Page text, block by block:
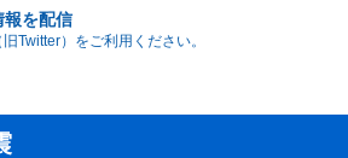
報を配信
Twitter）をご利用ください。